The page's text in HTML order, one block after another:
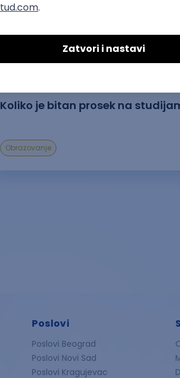
Koliko je bitan prosek na
Obrazovanje
Poslovi
Poslovi Beograd
Poslovi Novi Sad
Poslovi Kragujevac